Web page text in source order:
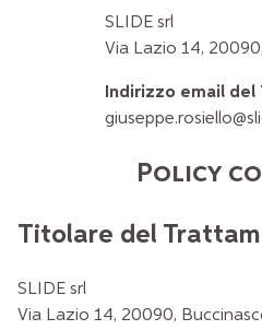
SLIDE srl
Via Lazio 14,
Indirizzo email del
Policy
Titolare del
SLIDE srl
Via Lazio 14, 20090,